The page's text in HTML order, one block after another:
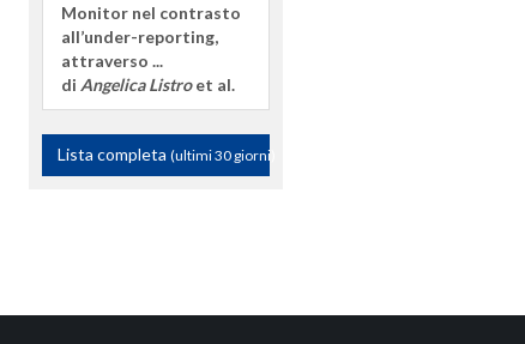
Monitor nel contrasto
all’under-reporting,
attraverso ...
di Angelica Listroet al.
Lista completa (ultimi 30 giorni)